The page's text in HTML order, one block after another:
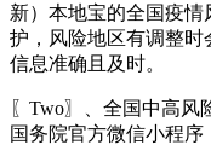
新）本地宝的全国疫
护，风险地区有调整
信息准确且及时。
〖Two〗、全国中高风
国务院官方微信小程序